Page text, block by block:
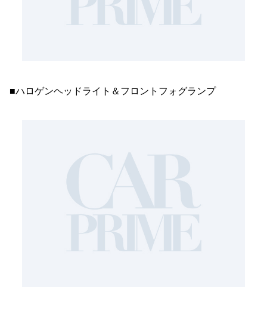
■ハロゲンヘッドライト＆フロントフォグランプ